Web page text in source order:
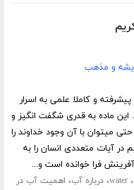
و مذهب
و کاملا علمی به اسرار
ماده به قدری شگفت انگیز و
میتوان با آن وجود خداوند را
در آیات متعددی انسان را به
فرا خوانده است و...
،water،درباره آب، اهمیت آب در